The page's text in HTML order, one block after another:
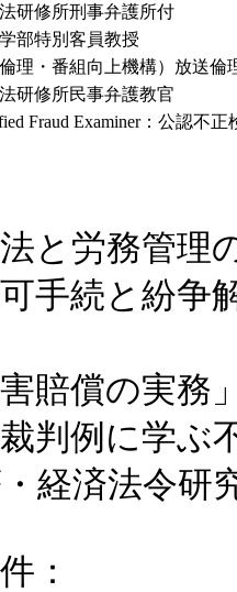
研修所刑事弁護所付
部特別客員教授
理・番組向上機構）放送倫
研修所民事弁護教官
Fraud Examiner：公認不
労務管理
続と紛争解
償の実務
例に学ぶ
経済法令研
：